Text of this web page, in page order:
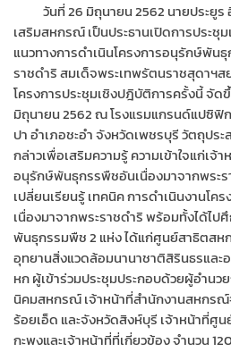
วันที่ 26 มิถุนายน 2562 นายประยูร
เสริมสหกรณ์ เป็นประธานเปิดการประ
แนวทางการดำเนินโครงการอนุรักษ์พัน
ราชดำริ สมเด็จพระเทพรัตนราชสุดาฯ
โครงการประชุมเชิงปฎิบัติการครั้งนี้ จัด
มิถุนายน 2562 ณ โรงแรมแกรนด์แปซิ
ปา อำเภอชะอำ จังหวัดเพชรบุรี วัตถุปร
กล่าวเพื่อเสริมความรู้ ความเข้าใจแก่เจ้
อนุรักษ์พันธุกรรพืชอันเนื่องมาจากพระร
เปลี่ยนเรียนรู้ เทคนิค การดำเนินงานโ
เนื่องมาจากพระราชดำริ พร้อมทั้งได้ไ
พันธุกรรมพืช 2 แห่ง ได้แก่ศูนย์สาธิตสห
อุทยานสิ่งแวดล้อมนานาชาติสิรินธรและ
หก ผู้เข้าร่วมประชุมประกอบด้วยผู้อำน
นิคมสหกรณ์ เจ้าหน้าที่สำนักงานสหกร
ร้อยเอ็ด และจังหวัดสิงห์บุรี เจ้าหน้าที่ศู
กะพงและเจ้าหน้าที่ที่เกี่ยวข้อง จำนวน